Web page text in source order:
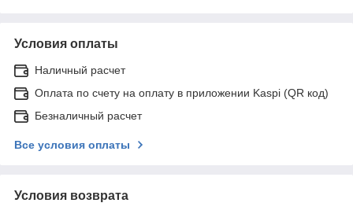
Условия оплаты
Наличный расчет
Оплата по счету на оплату в приложении Kaspi (QR код)
Безналичный расчет
Все условия оплаты
Условия возврата